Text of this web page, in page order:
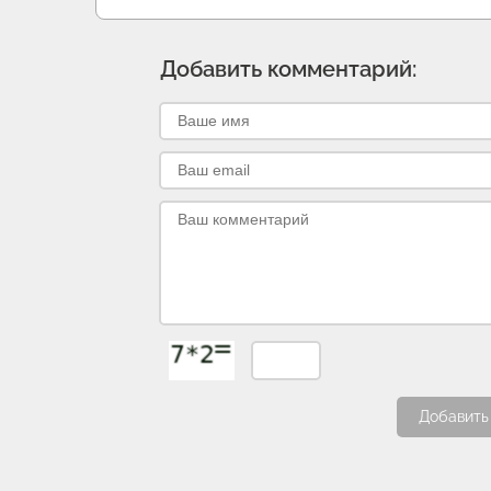
Добавить комментарий: